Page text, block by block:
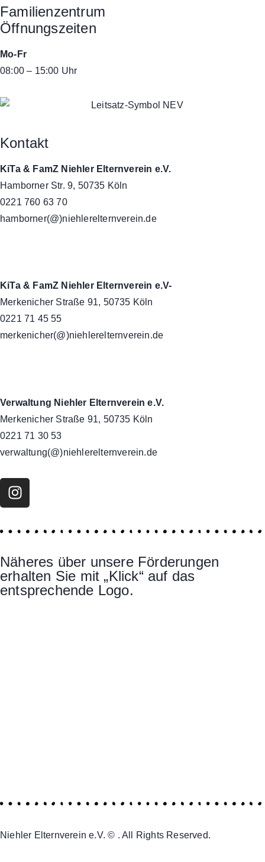
Familienzentrum
Öffnungszeiten
Mo-Fr
08:00 – 15:00 Uhr
Kontakt
KiTa & FamZ Niehler Elternverein e.V.
Hamborner Str. 9, 50735 Köln
0221 760 63 70
hamborner(@)niehlerelternverein.de
KiTa & FamZ Niehler Elternverein e.V-
Merkenicher Straße 91, 50735 Köln
0221 71 45 55
merkenicher(@)niehlerelternverein.de
Verwaltung Niehler Elternverein e.V.
Merkenicher Straße 91, 50735 Köln
0221 71 30 53
verwaltung(@)niehlerelternverein.de
Näheres über unsere Förderungen
erhalten Sie mit „Klick“ auf das
entsprechende Logo.
Niehler Elternverein e.V. © . All Rights Reserved.